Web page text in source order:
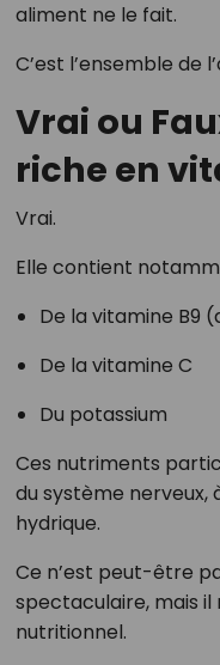
aliment ne le fait.
C’est l’ensemble de
Vrai ou
riche en
Vrai.
Elle contient
De la vitamine B9
De la vitamine C
Du potassium
Ces nutriments
du système nerveux,
hydrique.
Ce n’est peut-être
spectaculaire, mais
nutritionnel.